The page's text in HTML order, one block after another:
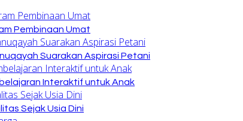
Pembinaan Umat
Suarakan Aspirasi Petani
Interaktif untuk Anak
Sejak Usia Dini